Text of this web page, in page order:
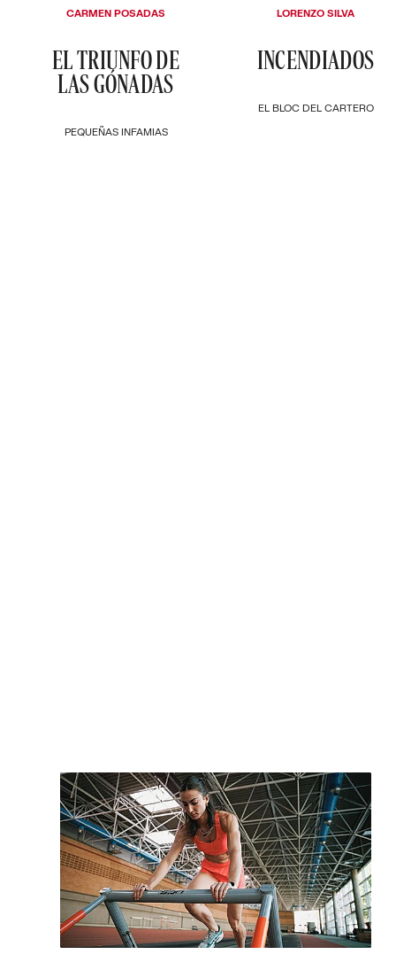
PEQUEÑAS INFAMIAS
EL TRIUNFO DE
LAS GÓNADAS
CARMEN POSADAS
EL BLOC DEL CARTERO
INCENDIADOS
LORENZO SILVA